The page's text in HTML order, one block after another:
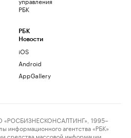
РБК
РБК
Новости
iOS
Android
AppGallery
1995–
информационного агентства «РБК»
средства массовой информации